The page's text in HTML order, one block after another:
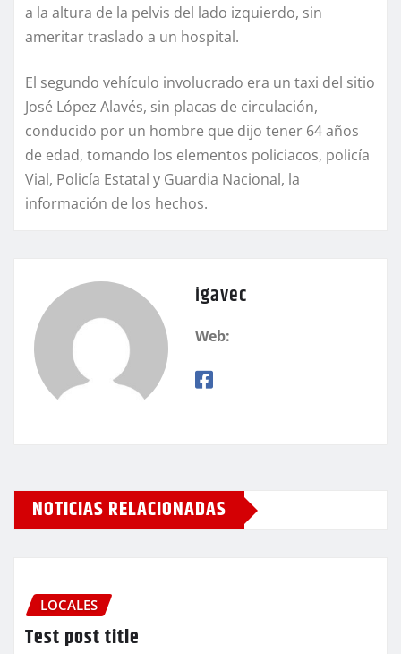
a la altura de la pelvis del lado izquierdo, sin
ameritar traslado a un hospital.
El segundo vehículo involucrado era un taxi del sitio
José López Alavés, sin placas de circulación,
conducido por un hombre que dijo tener 64 años
de edad, tomando los elementos policiacos, policía
Vial, Policía Estatal y Guardia Nacional, la
información de los hechos.
igavec
Web:
NOTICIAS RELACIONADAS
LOCALES
Test post title